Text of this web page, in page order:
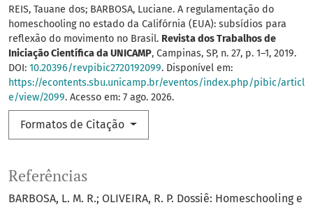
REIS, Tauane dos; BARBOSA, Luciane. A regulamentação do
homeschooling no estado da Califórnia (EUA): subsídios para
reflexão do movimento no Brasil. Revista dos Trabalhos de
Iniciação Científica da UNICAMP, Campinas, SP, n. 27, p. 1–1, 2019.
DOI: 10.20396/revpibic2720192099. Disponível em:
https://econtents.sbu.unicamp.br/eventos/index.php/pibic/articl
e/view/2099. Acesso em: 7 ago. 2026.
Formatos de Citação
Referências
BARBOSA, L. M. R.; OLIVEIRA, R. P. Dossiê: Homeschooling e